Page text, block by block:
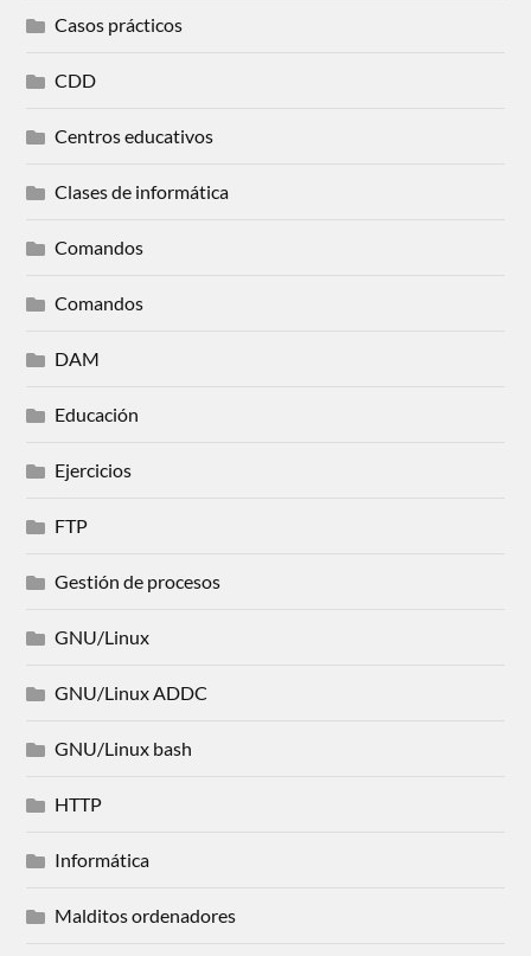
Casos prácticos
CDD
Centros educativos
Clases de informática
Comandos
Comandos
DAM
Educación
Ejercicios
FTP
Gestión de procesos
GNU/Linux
GNU/Linux ADDC
GNU/Linux bash
HTTP
Informática
Malditos ordenadores